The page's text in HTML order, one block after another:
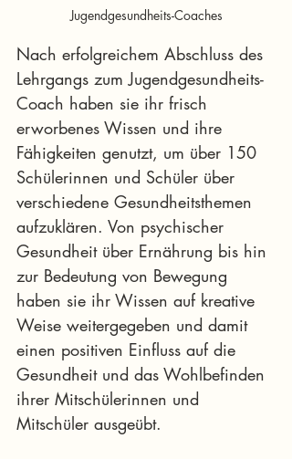
Jugendgesundheits-Coaches
Nach erfolgreichem Abschluss des
Lehrgangs zum Jugendgesundheits-
Coach haben sie ihr frisch
erworbenes Wissen und ihre
Fähigkeiten genutzt, um über 150
Schülerinnen und Schüler über
verschiedene Gesundheitsthemen
aufzuklären. Von psychischer
Gesundheit über Ernährung bis hin
zur Bedeutung von Bewegung
haben sie ihr Wissen auf kreative
Weise weitergegeben und damit
einen positiven Einfluss auf die
Gesundheit und das Wohlbefinden
ihrer Mitschülerinnen und
Mitschüler ausgeübt.